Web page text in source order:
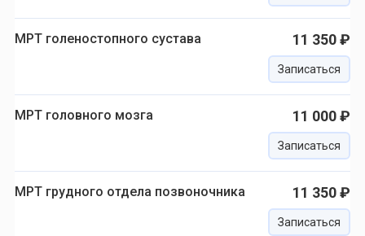
МРТ голеностопного сустава 11 350 ₽
Записаться
МРТ головного мозга 11 000 ₽
Записаться
МРТ грудного отдела позвоночника 11 350 ₽
Записаться